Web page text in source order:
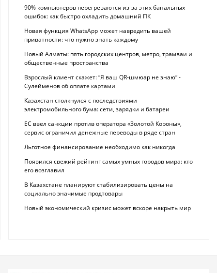
90% компьютеров перегреваются из-за этих банальных
ошибок: как быстро охладить домашний ПК
Новая функция WhatsApp может навредить вашей
приватности: что нужно знать каждому
Новый Алматы: пять городских центров, метро, трамваи и
общественные пространства
Взрослый клиент скажет: “Я ваш QR-шмюар не знаю“ -
Сулейменов об оплате картами
Казахстан столкнулся с последствиями
электромобильного бума: сети, зарядки и батареи
ЕС ввел санкции против оператора «Золотой Короны»,
сервис ограничил денежные переводы в ряде стран
Льготное финансирование необходимо как никогда
Появился свежий рейтинг самых умных городов мира: кто
его возглавил
В Казахстане планируют стабилизировать цены на
социально значимые продтовары
Новый экономический кризис может вскоре накрыть мир